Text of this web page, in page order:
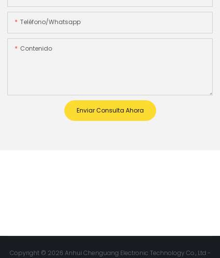
Teléfono/whatsapp
Contenido
Enviar Consulta Ahora
Copyright © 2026 Anhui Chenguang Electronic Technology Co., Ltd -